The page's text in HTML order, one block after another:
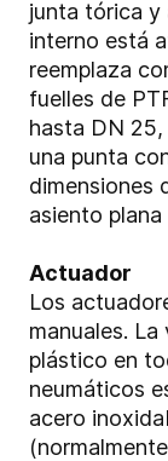
junta tórica y
interno está
reemplaza
fuelles de
hasta DN 25,
una punta
dimensiones
asiento plana
Actuador
Los
manuales.
plástico en
neumáticos
acero